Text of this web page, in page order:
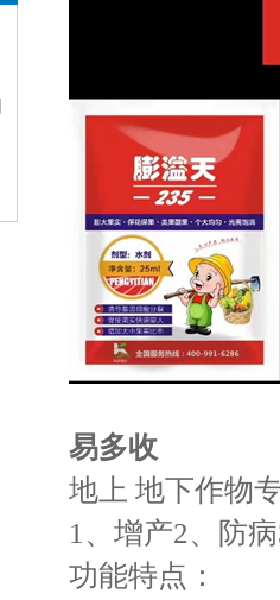
易多收
地上 地下作物
1、增产2、防
功能特点：